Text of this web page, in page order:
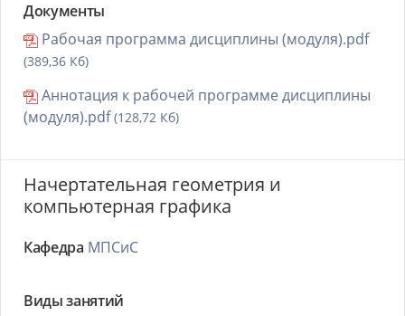
Документы
Рабочая программа дисциплины (модуля).pdf
(389,36 Кб)
Аннотация к рабочей программе дисциплины
(модуля).pdf(128,72 Кб)
Начертательная геометрия и
компьютерная графика
Кафедра МПСиС
Виды занятий